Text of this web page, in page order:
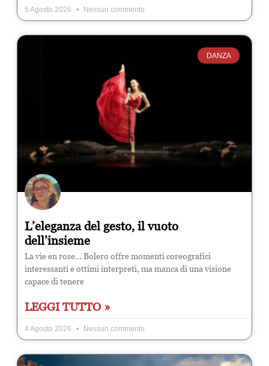
5 Agosto 2026 Nessun commento
DANZA
L’eleganza del gesto, il vuoto
dell’insieme
La vie en rose… Bolero offre momenti coreografici
interessanti e ottimi interpreti, ma manca di una visione
capace di tenere
LEGGI TUTTO »
4 Agosto 2026 Nessun commento